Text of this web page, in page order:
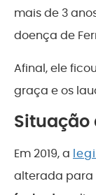
mais de 3
doença de
Afinal, ele
graça e os
Situação
Em 2019, a
alterada para